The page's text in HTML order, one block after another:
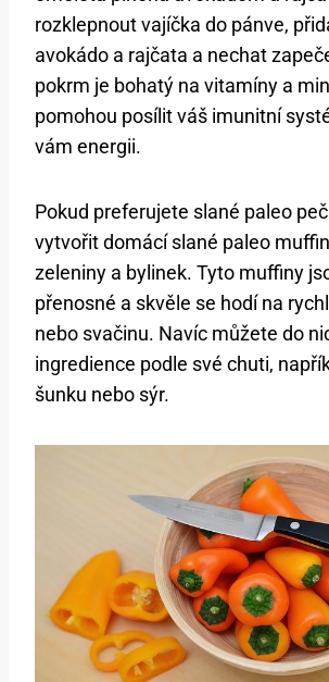
rozklepnout vajíčka do pánve,
avokádo a rajčata a nechat
pokrm je bohatý na vitamíny a
pomohou posílit váš imunitní
vám energii.
Pokud preferujete slané paleo
vytvořit domácí slané paleo
zeleniny a bylinek. Tyto muffiny
přenosné a skvěle se hodí na
nebo svačinu. Navíc můžete do
ingredience podle své chuti,
šunku nebo sýr.